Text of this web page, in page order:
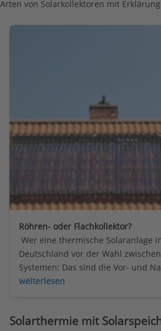
Arten von Solarkollektoren mit
Röhren- oder Flachkollektor?
Wer eine thermische Solaranlage
Deutschland vor der Wahl
Systemen: Das sind die Vor- und
beziehungsweise Röhrenkollektoren.
weiterlesen
Solarthermie mit